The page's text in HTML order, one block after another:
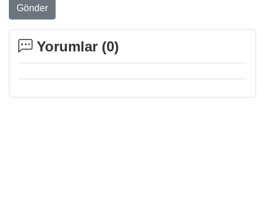
Gönder
Yorumlar (0)